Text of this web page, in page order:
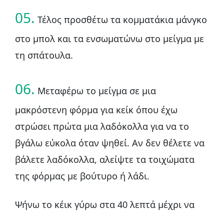
05. Τέλος προσθέτω τα κομματάκια μάνγκο
στο μπολ και τα ενσωματώνω στο μείγμα με
τη σπάτουλα.
06. Μεταφέρω το μείγμα σε μια
μακρόστενη φόρμα για κείκ όπου έχω
στρώσει πρώτα μια λαδόκολλα για να το
βγάλω εύκολα όταν ψηθεί. Αν δεν θέλετε να
βάλετε λαδόκολλα, αλείψτε τα τοιχώματα
της φόρμας με βούτυρο ή λάδι.
Ψήνω το κέικ γύρω στα 40 λεπτά μέχρι να